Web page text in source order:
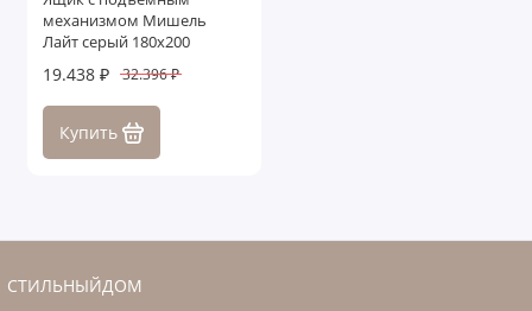
механизмом Мишель
Лайт серый 180х200
19.438 ₽ 32.396 ₽
Купить
СТИЛЬНЫЙДОМ